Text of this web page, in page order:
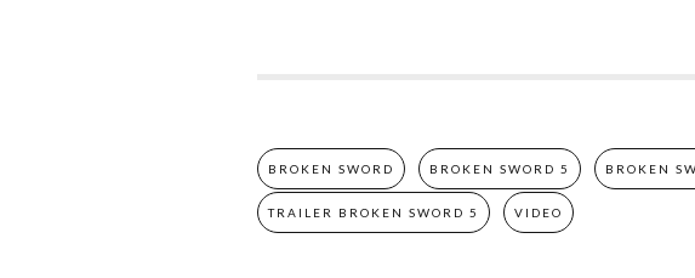
BROKEN SWORD BROKEN SWORD 5 BROKEN
TRAILER BROKEN SWORD 5 VIDEO